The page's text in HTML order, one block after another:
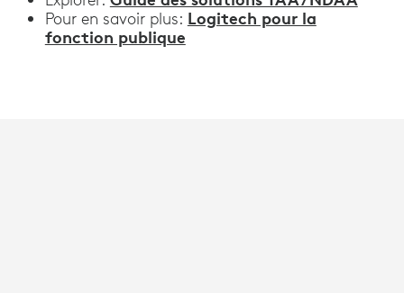
Pour en savoir plus: Logitech pour la
fonction publique